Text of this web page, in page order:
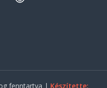
fenntartva | Készítette: